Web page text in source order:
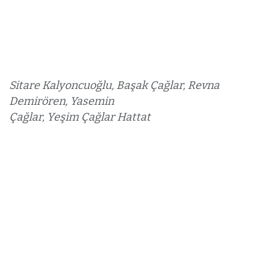
Sitare Kalyoncuoğlu, Başak Çağlar, Revna
Demirören, Yasemin
Çağlar, Yeşim Çağlar Hattat